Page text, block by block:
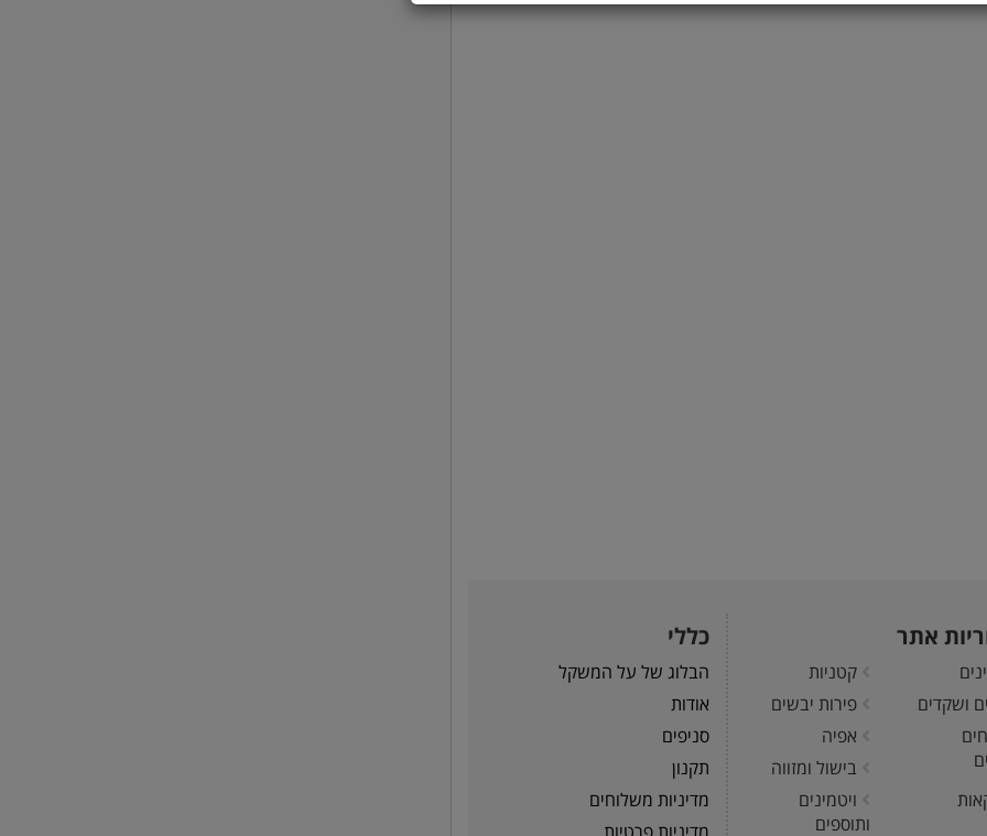
אתר
קטניות
ושקדים
פירות יבשים
אפיה
בישול ומזווה
ויטמינים
ותוספים
כללי
הבלוג של על המשקל
אודות
סניפים
תקנון
מדיניות משלוחים